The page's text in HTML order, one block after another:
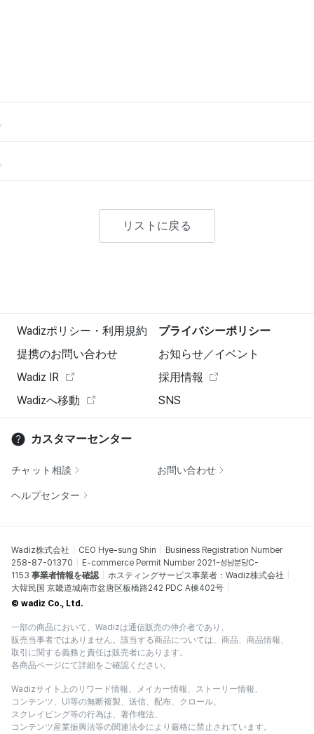
リストに戻る
Wadizポリシー・利用規約
プライバシーポリシー
提携のお問い合わせ
お知らせ／イベント
Wadiz IR
採用情報
Wadizへ移動
SNS
カスタマーセンター
チャット相談 お問い合わせ
ヘルプセンター
Wadiz株式会社 CEO Hye-sung Shin
Business Registration Number
258-87-01370
E-commerce Permit Number 2021-성남분당C-
1153 事業者情報を確認
ホスティングサービス事業者：Wadiz株式会社
大韓民国 京畿道城南市盆唐区板橋路242 PDC A棟402号
© wadiz Co., Ltd.
一部の商品において、Wadizは通信販売の仲介者であり、
販売当事者ではありません。該当する商品については、商品、商品情報、
取引に関する義務と責任は販売者にあります。
各商品ページにて詳細をご確認ください。
Wadizサイト上のリワード情報、メイカー情報、ストーリー情報、
コンテンツ、UI等の無断複製、送信、配布、クロール、
スクレイピング等の行為は、著作権法、
コンテンツ産業振興法等の関連法令により厳格に禁止されています。